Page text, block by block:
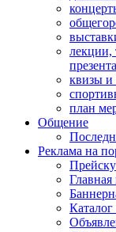
лекции,
квизы и
план
Общение
Реклама на
Главная